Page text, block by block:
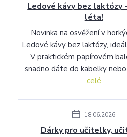
Ledové kávy bez laktózy
léta!
Novinka na osvěžení v
Ledové kávy bez laktózy,
V praktickém papírovém
snadno dáte do kabelky
celé
18.06.2026
Dárky pro učitelky,